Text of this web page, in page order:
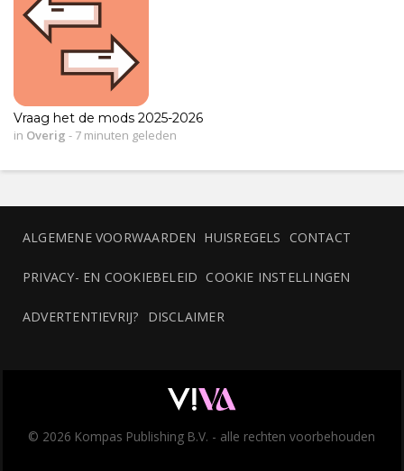
Vraag het de mods 2025-2026
in Overig - 7 minuten geleden
ALGEMENE VOORWAARDEN HUISREGELS CONTACT
PRIVACY- EN COOKIEBELEID COOKIE INSTELLINGEN
ADVERTENTIEVRIJ? DISCLAIMER
© 2026 Kompas Publishing B.V. - alle rechten voorbehouden